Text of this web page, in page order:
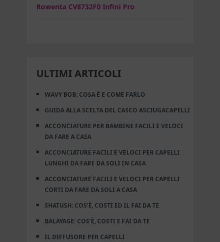
Rowenta CV8732F0 Infini Pro
ULTIMI ARTICOLI
WAVY BOB: COSA È E COME FARLO
GUIDA ALLA SCELTA DEL CASCO ASCIUGACAPELLI
ACCONCIATURE PER BAMBINE FACILI E VELOCI
DA FARE A CASA
ACCONCIATURE FACILI E VELOCI PER CAPELLI
LUNGHI DA FARE DA SOLI IN CASA
ACCONCIATURE FACILI E VELOCI PER CAPELLI
CORTI DA FARE DA SOLI A CASA
SHATUSH: COS’È, COSTI ED IL FAI DA TE
BALAYAGE: COS’È, COSTI E FAI DA TE
IL DIFFUSORE PER CAPELLI